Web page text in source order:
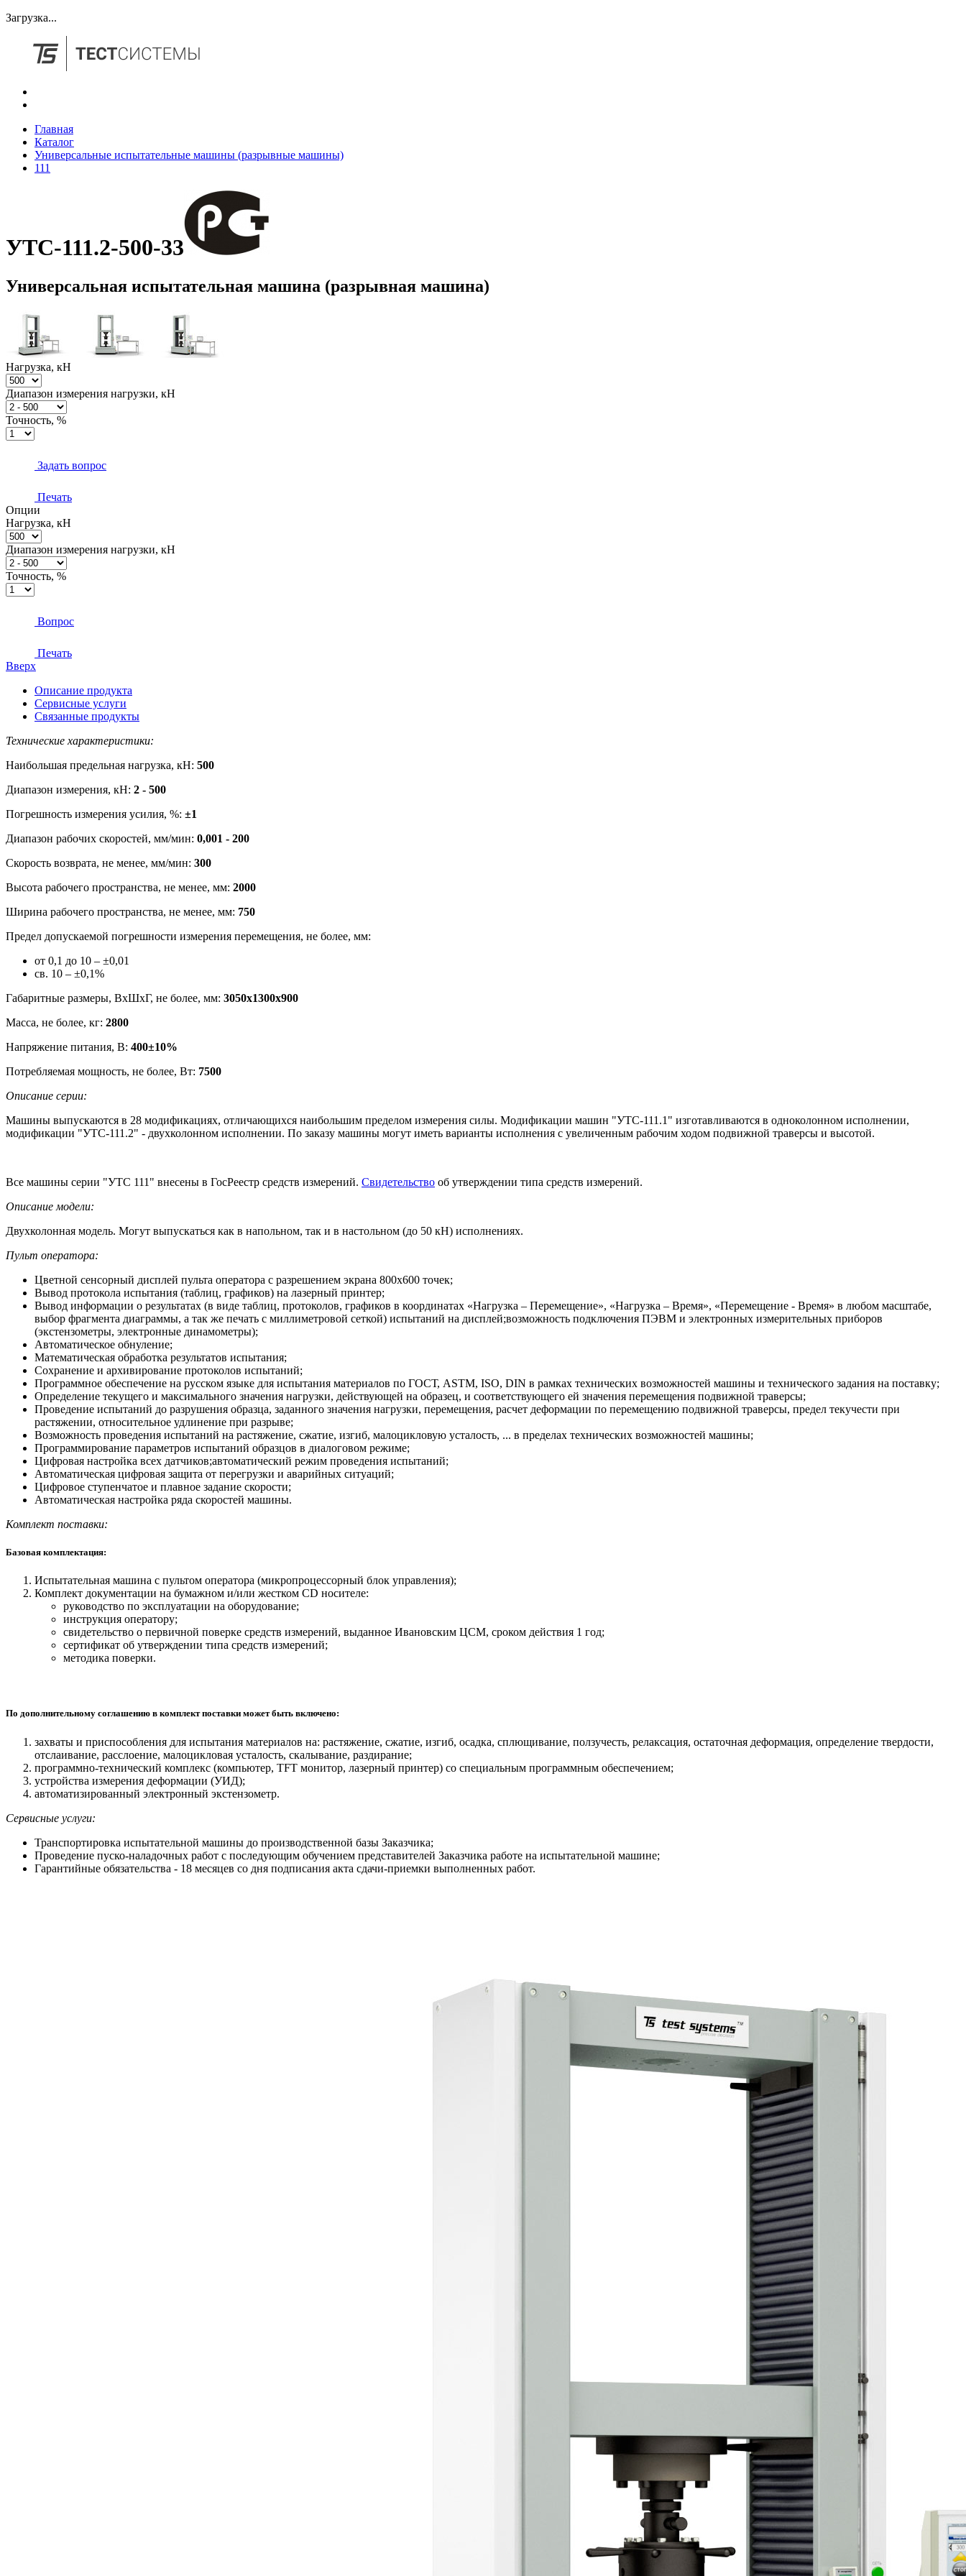
Загрузка...
Главная
Каталог
Универсальные испытательные машины (разрывные машины)
111
УТС-111.2-500-33
Универсальная испытательная машина (разрывная машина)
Нагрузка, кН
Диапазон измерения нагрузки, кН
Точность, %
Задать вопрос
Печать
Опции
Нагрузка, кН
Диапазон измерения нагрузки, кН
Точность, %
Вопрос
Печать
Вверх
Описание продукта
Сервисные услуги
Связанные продукты
Технические характеристики:
Наибольшая предельная нагрузка, кН: 500
Диапазон измерения, кН: 2 - 500
Погрешность измерения усилия, %: ±1
Диапазон рабочих скоростей, мм/мин: 0,001 - 200
Скорость возврата, не менее, мм/мин: 300
Высота рабочего пространства, не менее, мм: 2000
Ширина рабочего пространства, не менее, мм: 750
Предел допускаемой погрешности измерения перемещения, не более, мм:
от 0,1 до 10 – ±0,01
св. 10 – ±0,1%
Габаритные размеры, ВхШхГ, не более, мм: 3050х1300х900
Масса, не более, кг: 2800
Напряжение питания, В: 400±10%
Потребляемая мощность, не более, Вт: 7500
Описание серии:
Машины выпускаются в 28 модификациях, отличающихся наибольшим пределом измерения силы. Модификации машин "УТС-111.1" изготавливаются в одноколонном исполнении,
модификации "УТС-111.2" - двухколонном исполнении. По заказу машины могут иметь варианты исполнения с увеличенным рабочим ходом подвижной траверсы и высотой.
Все машины серии "УТС 111" внесены в ГосРеестр средств измерений. Свидетельство об утверждении типа средств измерений.
Описание модели:
Двухколонная модель. Могут выпускаться как в напольном, так и в настольном (до 50 кН) исполнениях.
Пульт оператора:
Цветной сенсорный дисплей пульта оператора с разрешением экрана 800х600 точек;
Вывод протокола испытания (таблиц, графиков) на лазерный принтер;
Вывод информации о результатах (в виде таблиц, протоколов, графиков в координатах «Нагрузка – Перемещение», «Нагрузка – Время», «Перемещение - Время» в любом масштабе,
выбор фрагмента диаграммы, а так же печать с миллиметровой сеткой) испытаний на дисплей;возможность подключения ПЭВМ и электронных измерительных приборов
(экстензометры, электронные динамометры);
Автоматическое обнуление;
Математическая обработка результатов испытания;
Сохранение и архивирование протоколов испытаний;
Программное обеспечение на русском языке для испытания материалов по ГОСТ, ASTM, ISO, DIN в рамках технических возможностей машины и технического задания на поставку;
Определение текущего и максимального значения нагрузки, действующей на образец, и соответствующего ей значения перемещения подвижной траверсы;
Проведение испытаний до разрушения образца, заданного значения нагрузки, перемещения, расчет деформации по перемещению подвижной траверсы, предел текучести при
растяжении, относительное удлинение при разрыве;
Возможность проведения испытаний на растяжение, сжатие, изгиб, малоцикловую усталость, ... в пределах технических возможностей машины;
Программирование параметров испытаний образцов в диалоговом режиме;
Цифровая настройка всех датчиков;автоматический режим проведения испытаний;
Автоматическая цифровая защита от перегрузки и аварийных ситуаций;
Цифровое ступенчатое и плавное задание скорости;
Автоматическая настройка ряда скоростей машины.
Комплект поставки:
Базовая комплектация:
Испытательная машина с пультом оператора (микропроцессорный блок управления);
Комплект документации на бумажном и/или жестком СD носителе:
руководство по эксплуатации на оборудование;
инструкция оператору;
свидетельство о первичной поверке средств измерений, выданное Ивановским ЦСМ, сроком действия 1 год;
сертификат об утверждении типа средств измерений;
методика поверки.
По дополнительному соглашению в комплект поставки может быть включено:
захваты и приспособления для испытания материалов на: растяжение, сжатие, изгиб, осадка, сплющивание, ползучесть, релаксация, остаточная деформация, определение твердости,
отслаивание, расслоение, малоцикловая усталость, скалывание, раздирание;
программно-технический комплекс (компьютер, TFT монитор, лазерный принтер) со специальным программным обеспечением;
устройства измерения деформации (УИД);
автоматизированный электронный экстензометр.
Сервисные услуги:
Транспортировка испытательной машины до производственной базы Заказчика;
Проведение пуско-наладочных работ с последующим обучением представителей Заказчика работе на испытательной машине;
Гарантийные обязательства - 18 месяцев со дня подписания акта сдачи-приемки выполненных работ.